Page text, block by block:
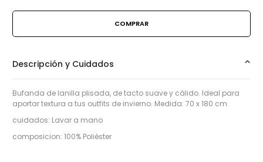
Descripción y Cuidados
Bufanda de lanilla plisada, de tacto suave y cálido. Ideal para
aportar textura a tus outfits de invierno. Medida: 70 x 180 cm
cuidados: Lavar a mano
composicion: 100% Poliéster